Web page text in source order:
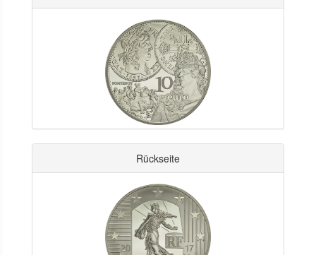
Rückseite